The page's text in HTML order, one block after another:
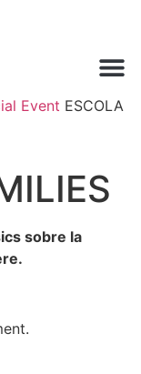
Event ESCOLA
sobre la